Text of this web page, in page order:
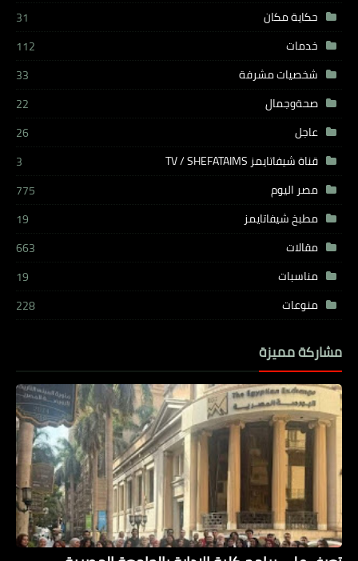
حكاية مكان
31
خدمات
112
شخصيات مشرفة
33
صحةوجمال
22
عاجل
26
قناة شيفاتايمز TV / SHEFATAIMS
3
مصر اليوم
775
مطبخ شيفاتايمز
19
مقالات
663
مناسبات
19
منوعات
228
مشاركة مميزة